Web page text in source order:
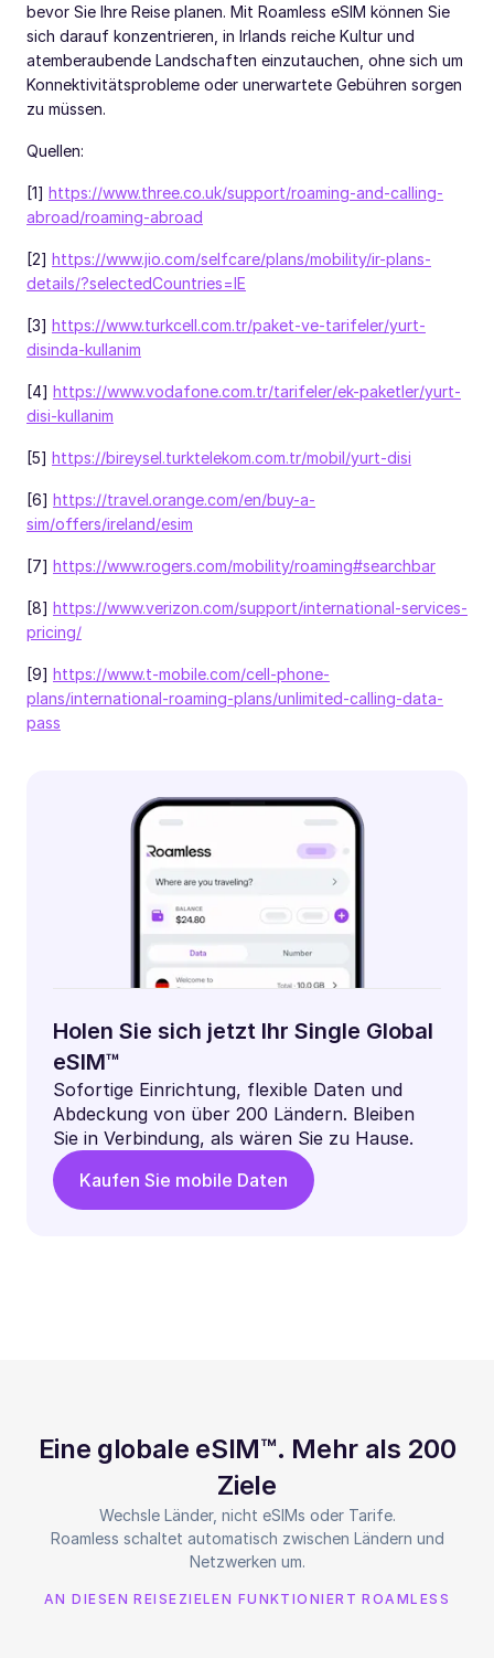
bevor Sie Ihre Reise planen. Mit Roamless eSIM können Sie
sich darauf konzentrieren, in Irlands reiche Kultur und
atemberaubende Landschaften einzutauchen, ohne sich um
Konnektivitätsprobleme oder unerwartete Gebühren sorgen
zu müssen.
Quellen:
[1] https://www.three.co.uk/support/roaming-and-calling-
abroad/roaming-abroad
[2] https://www.jio.com/selfcare/plans/mobility/ir-plans-
details/?selectedCountries=IE
[3] https://www.turkcell.com.tr/paket-ve-tarifeler/yurt-
disinda-kullanim
[4] https://www.vodafone.com.tr/tarifeler/ek-paketler/yurt-
disi-kullanim
[5] https://bireysel.turktelekom.com.tr/mobil/yurt-disi
[6] https://travel.orange.com/en/buy-a-
sim/offers/ireland/esim
[7] https://www.rogers.com/mobility/roaming#searchbar
[8] https://www.verizon.com/support/international-services-
pricing/
[9] https://www.t-mobile.com/cell-phone-
plans/international-roaming-plans/unlimited-calling-data-
pass
Holen Sie sich jetzt Ihr Single Global
eSIM™
Sofortige Einrichtung, flexible Daten und
Abdeckung von über 200 Ländern. Bleiben
Sie in Verbindung, als wären Sie zu Hause.
Kaufen Sie mobile Daten
Eine globale eSIM™. Mehr als 200
Ziele
Wechsle Länder, nicht eSIMs oder Tarife.
Roamless schaltet automatisch zwischen Ländern und
Netzwerken um.
AN DIESEN REISEZIELEN FUNKTIONIERT ROAMLESS